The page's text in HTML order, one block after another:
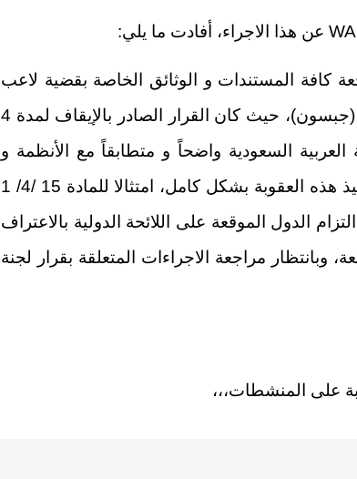
عن هذا الاجراء، أفادت ما يلي:
كافة المستندات و الوثائق الخاصة بقضية لاعب
كرة القدم البرازيلي جوبسون لياندرو بيريرا دي أوليفيرا (جبسون)، حيث كان القرار الصادر بالإيقاف لمدة 4
السعودية واضحاً و متطابقاً مع الأنظمة و
القوانين الدولية ويجب احترام جميع هذه الاجراءات و تنفيذ هذه العقوبة بشكل كامل، امتثالا للمادة 15 /4/ 1
الدول الموقعة على اللائحة الدولية بالاعتراف
مراجعة الاجراءات المتعلقة بقرار لجنة